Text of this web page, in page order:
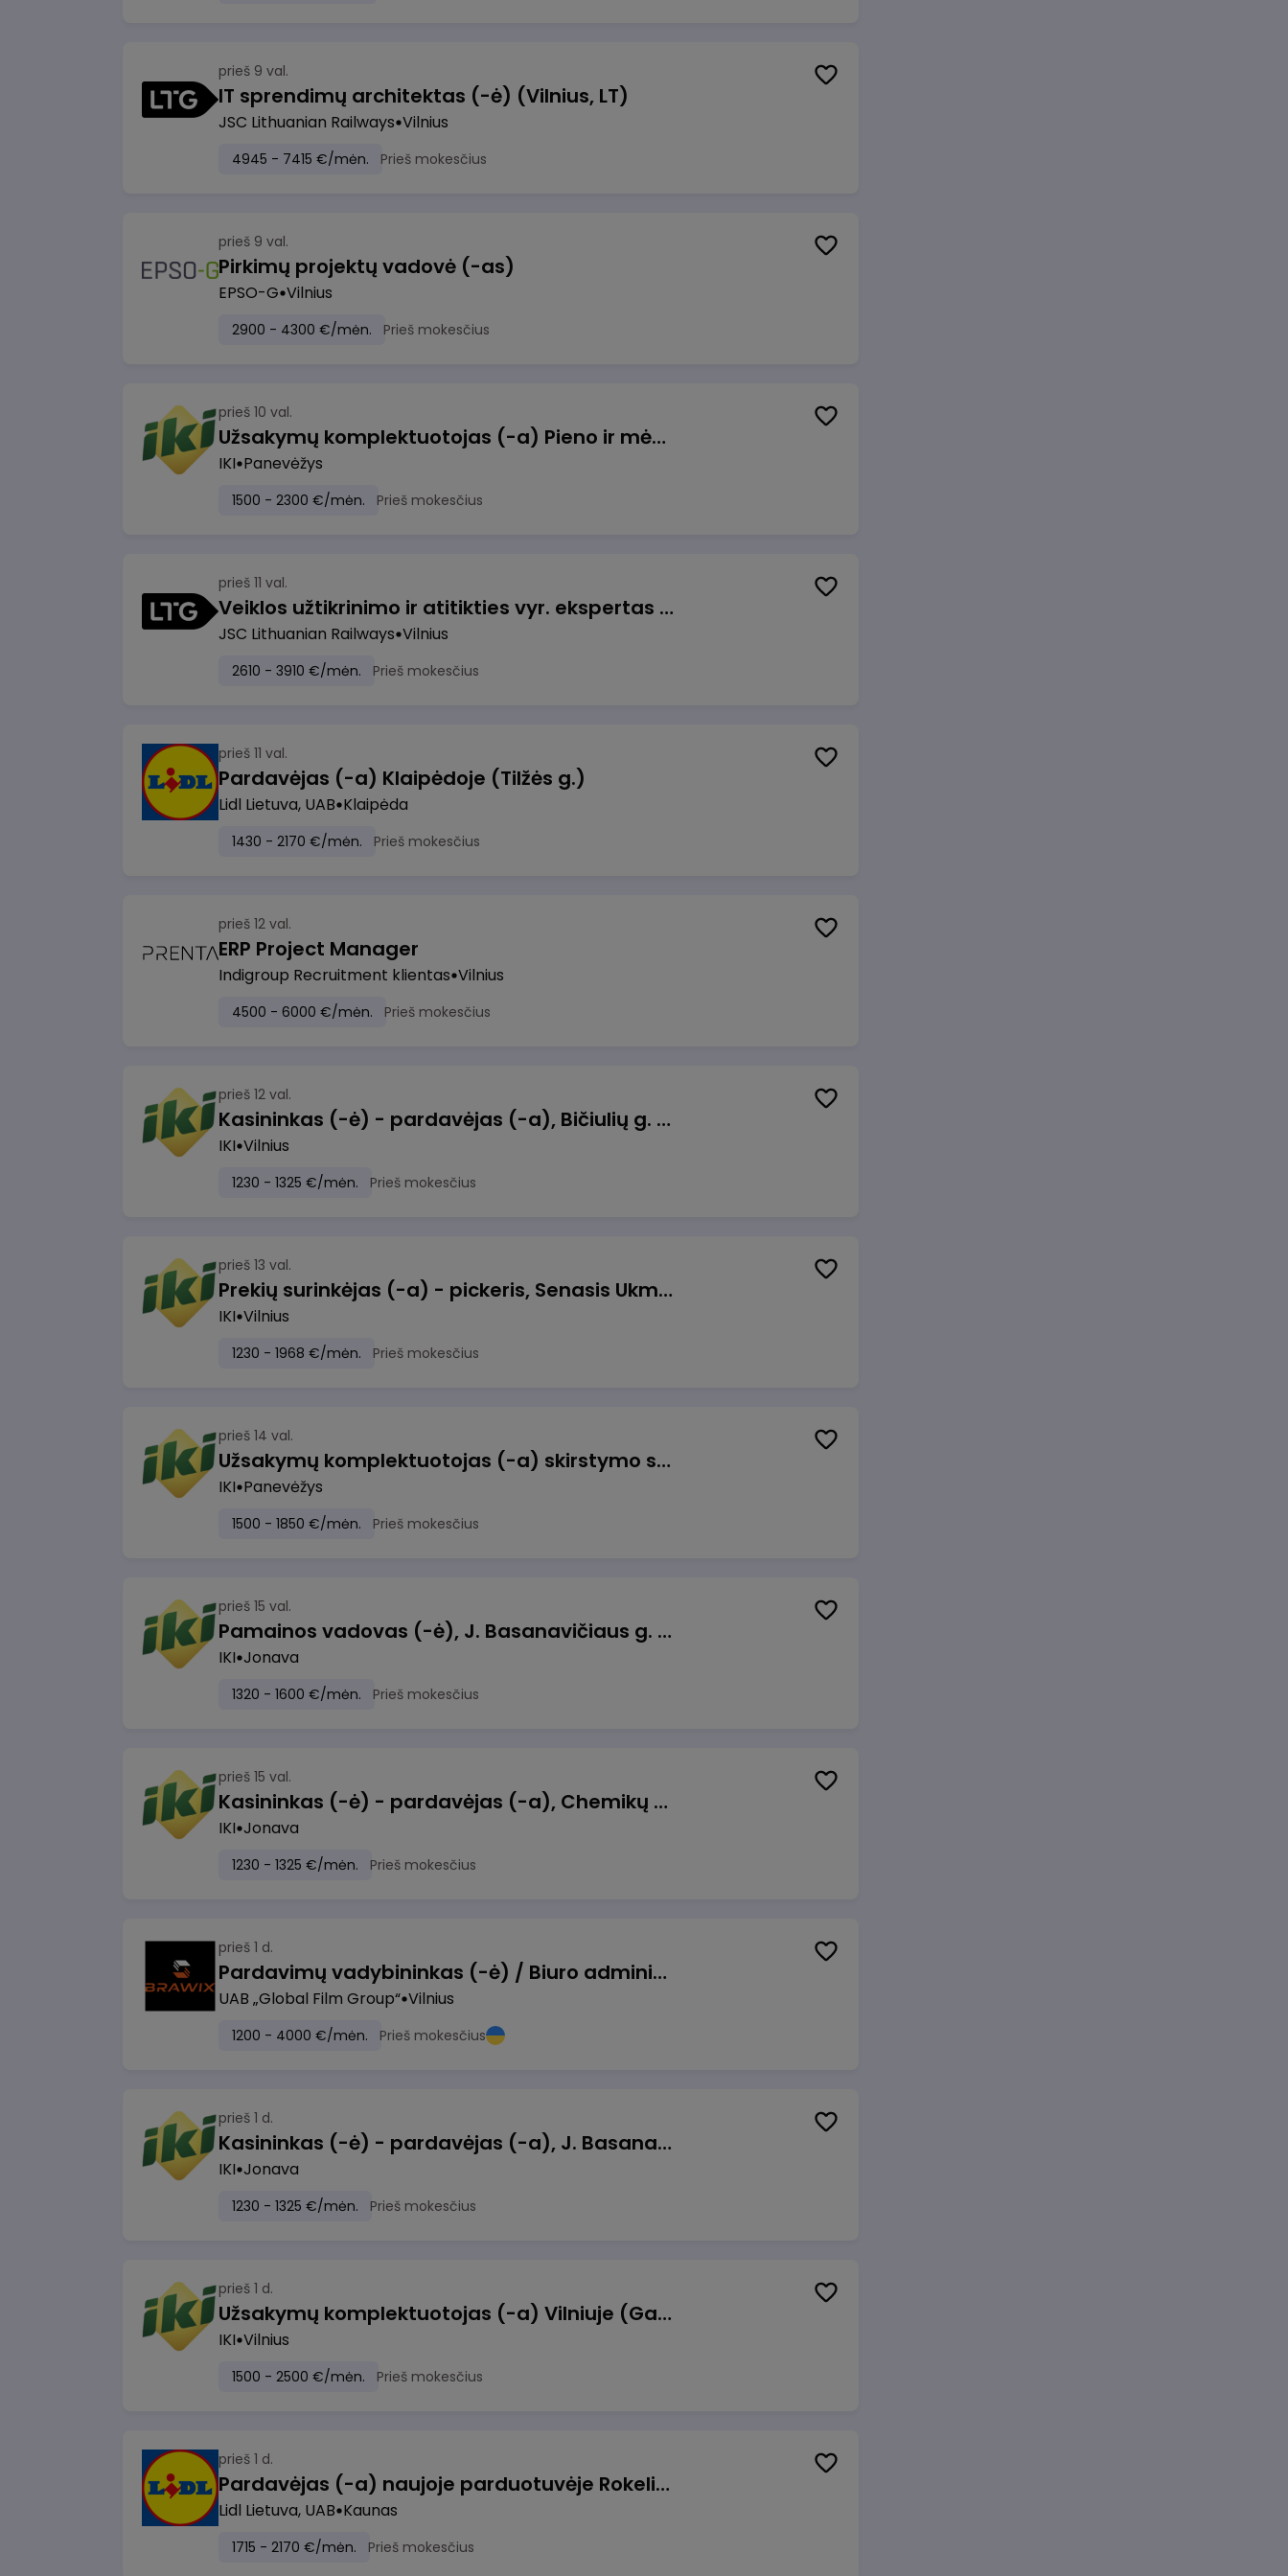
prieš 9 val.
IT sprendimų architektas (-ė) (Vilnius, LT)
JSC Lithuanian Railways Vilnius
4945 - 7415 €/mėn. Prieš mokesčius
prieš 9 val.
Pirkimų projektų vadovė (-as)
EPSO-G Vilnius
2900 - 4300 €/mėn. Prieš mokesčius
prieš 10 val.
Užsakymų komplektuotojas (-a) Pieno ir mėsos sandėlyje
IKI Panevėžys
1500 - 2300 €/mėn. Prieš mokesčius
prieš 11 val.
Veiklos užtikrinimo ir atitikties vyr. ekspertas (-ė) (Vilnius, LT)
JSC Lithuanian Railways Vilnius
2610 - 3910 €/mėn. Prieš mokesčius
prieš 11 val.
Pardavėjas (-a) Klaipėdoje (Tilžės g.)
Lidl Lietuva, UAB Klaipėda
1430 - 2170 €/mėn. Prieš mokesčius
prieš 12 val.
ERP Project Manager
Indigroup Recruitment klientas Vilnius
4500 - 6000 €/mėn. Prieš mokesčius
prieš 12 val.
Kasininkas (-ė) - pardavėjas (-a), Bičiulių g. 36, Bukiškis, Vilnius
IKI Vilnius
1230 - 1325 €/mėn. Prieš mokesčius
prieš 13 val.
Prekių surinkėjas (-a) - pickeris, Senasis Ukmergės kelias 8, Avižieniai
IKI Vilnius
1230 - 1968 €/mėn. Prieš mokesčius
prieš 14 val.
Užsakymų komplektuotojas (-a) skirstymo sandėlyje
IKI Panevėžys
1500 - 1850 €/mėn. Prieš mokesčius
prieš 15 val.
Pamainos vadovas (-ė), J. Basanavičiaus g. 6, Jonava
IKI Jonava
1320 - 1600 €/mėn. Prieš mokesčius
prieš 15 val.
Kasininkas (-ė) - pardavėjas (-a), Chemikų g. 1, Jonava
IKI Jonava
1230 - 1325 €/mėn. Prieš mokesčius
prieš 1 d.
Pardavimų vadybininkas (-ė) / Biuro administratorius (-ė) (B2B)
UAB „Global Film Group“ Vilnius
1200 - 4000 €/mėn. Prieš mokesčius
prieš 1 d.
Kasininkas (-ė) - pardavėjas (-a), J. Basanavičiaus g. 6, Jonava
IKI Jonava
1230 - 1325 €/mėn. Prieš mokesčius
prieš 1 d.
Užsakymų komplektuotojas (-a) Vilniuje (Gariūnai)
IKI Vilnius
1500 - 2500 €/mėn. Prieš mokesčius
prieš 1 d.
Pardavėjas (-a) naujoje parduotuvėje Rokeliuose (NEMOKAMAS TRANSPORTAS)
Lidl Lietuva, UAB Kaunas
1715 - 2170 €/mėn. Prieš mokesčius